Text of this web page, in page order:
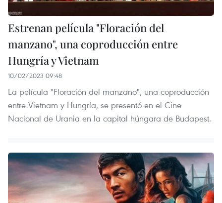
Estrenan película "Floración del
manzano", una coproducción entre
Hungría y Vietnam
10/02/2023 09:48
La película "Floración del manzano", una coproducción
entre Vietnam y Hungría, se presentó en el Cine
Nacional de Urania en la capital húngara de Budapest.